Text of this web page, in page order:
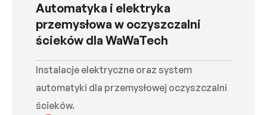
Automatyka i elektryka
przemysłowa w oczyszczalni
ścieków dla WaWaTech
Instalacje elektryczne oraz system
automatyki dla przemysłowej oczyszczalni
ścieków.